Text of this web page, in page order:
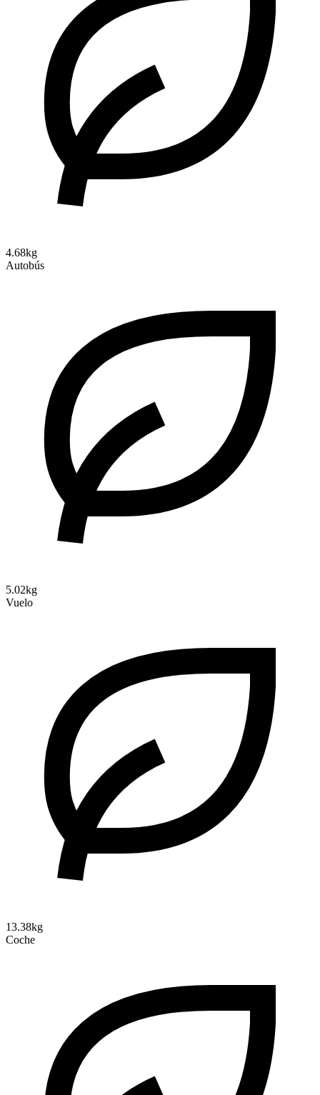
4.68kg
Autobús
5.02kg
Vuelo
13.38kg
Coche